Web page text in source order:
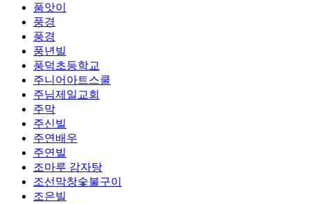
품앗이
풍경
풍경
풍년빌
풍덕초등학교
주니어아트스쿨
주님제일교회
주막
주신빌
주연배우
주연빌
조마루 감자탕
조선막창숯불구이
조은빌